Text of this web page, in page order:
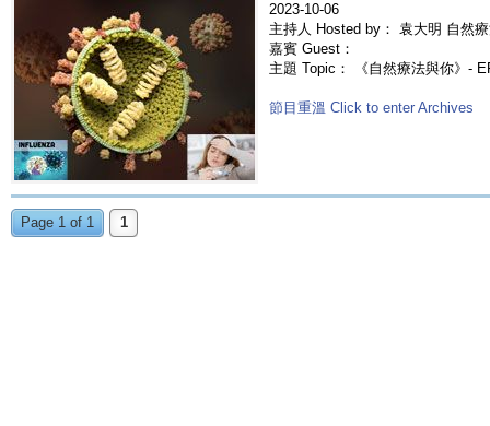
2023-10-06
主持人 Hosted by： 袁大明 自然
嘉賓 Guest：
主題 Topic： 《自然療法與你》-
節目重溫 Click to enter Archives
Page 1 of 1 1